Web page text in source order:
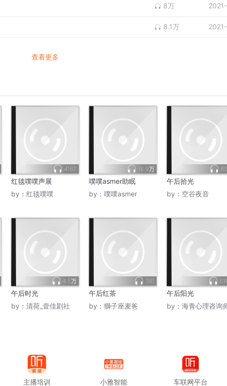
8万
8.1万
查看更多
4167
红毯噗噗声展
by： 红毯噗噗
16.9万
噗噗asmer助眠
by： 噗噗asmer
午后拾光
by： 空谷夜音
4.5万
午后时光
by： 清荷_壹佳剧社
381
午后红茶
by： 獅子座麦爸
午后阳光
by： 海青心理咨询
主播培训 小雅智能 车联网平台